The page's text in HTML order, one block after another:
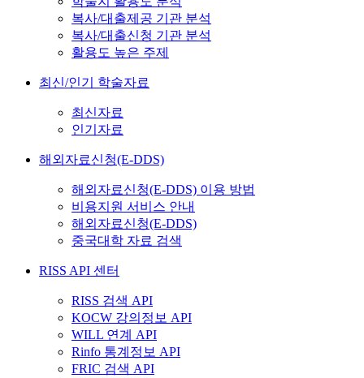
복사/대출제공 기관 분석
복사/대출신청 기관 분석
활용도 높은 주제
최신/인기 학술자료
최신자료
인기자료
해외자료신청(E-DDS)
해외자료신청(E-DDS) 이용 방법
비용지원 서비스 안내
해외자료신청(E-DDS)
중국대학 자료 검색
RISS API 센터
RISS 검색 API
KOCW 강의정보 API
WILL 연계 API
Rinfo 통계정보 API
FRIC 검색 API